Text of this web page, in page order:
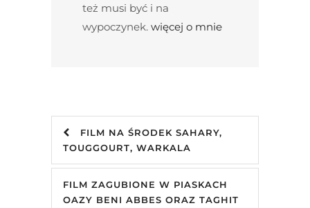
też musi być i na
wypoczynek. więcej o mnie
FILM NA ŚRODEK SAHARY,
TOUGGOURT, WARKALA
FILM ZAGUBIONE W PIASKACH
OAZY BENI ABBES ORAZ TAGHIT